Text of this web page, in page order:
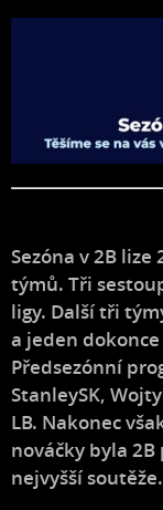
Sezóna v 2B
týmů. Tři
ligy. Další tři
a jeden
Předsezónní
StanleySK,
LB. Nakonec
nováčky byla
nejvyšší soutěže.